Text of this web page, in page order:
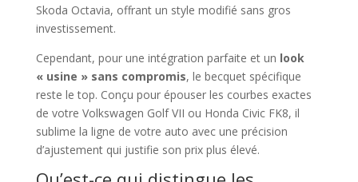
Skoda Octavia, offrant un style modifié sans gros
investissement.
Cependant, pour une intégration parfaite et un look
« usine » sans compromis, le becquet spécifique
reste le top. Conçu pour épouser les courbes exactes
de votre Volkswagen Golf VII ou Honda Civic FK8, il
sublime la ligne de votre auto avec une précision
d’ajustement qui justifie son prix plus élevé.